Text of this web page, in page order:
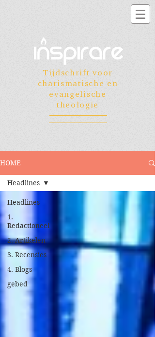
Tijdschrift voor
charismatische en
evangelische
theologie
HOME
Headlines
1.
Redactioneel
2. Artikelen
3. Recensies
4. Blogs
gebed
Headlines